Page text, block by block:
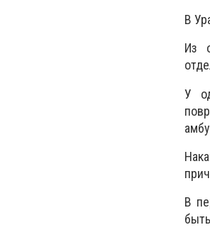
В
Из
У
В